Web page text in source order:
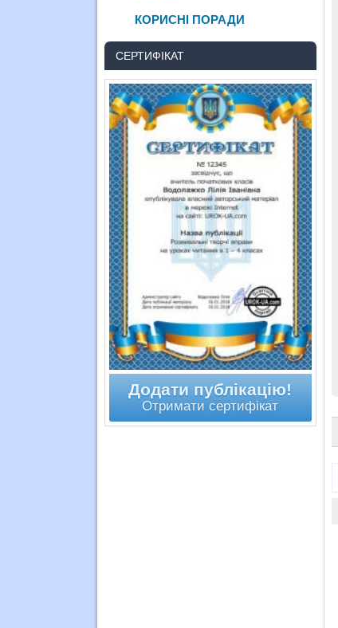
КОРИСНІ ПОРАДИ
СЕРТИФІКАТ
Додати публікацію!
Отримати сертифікат